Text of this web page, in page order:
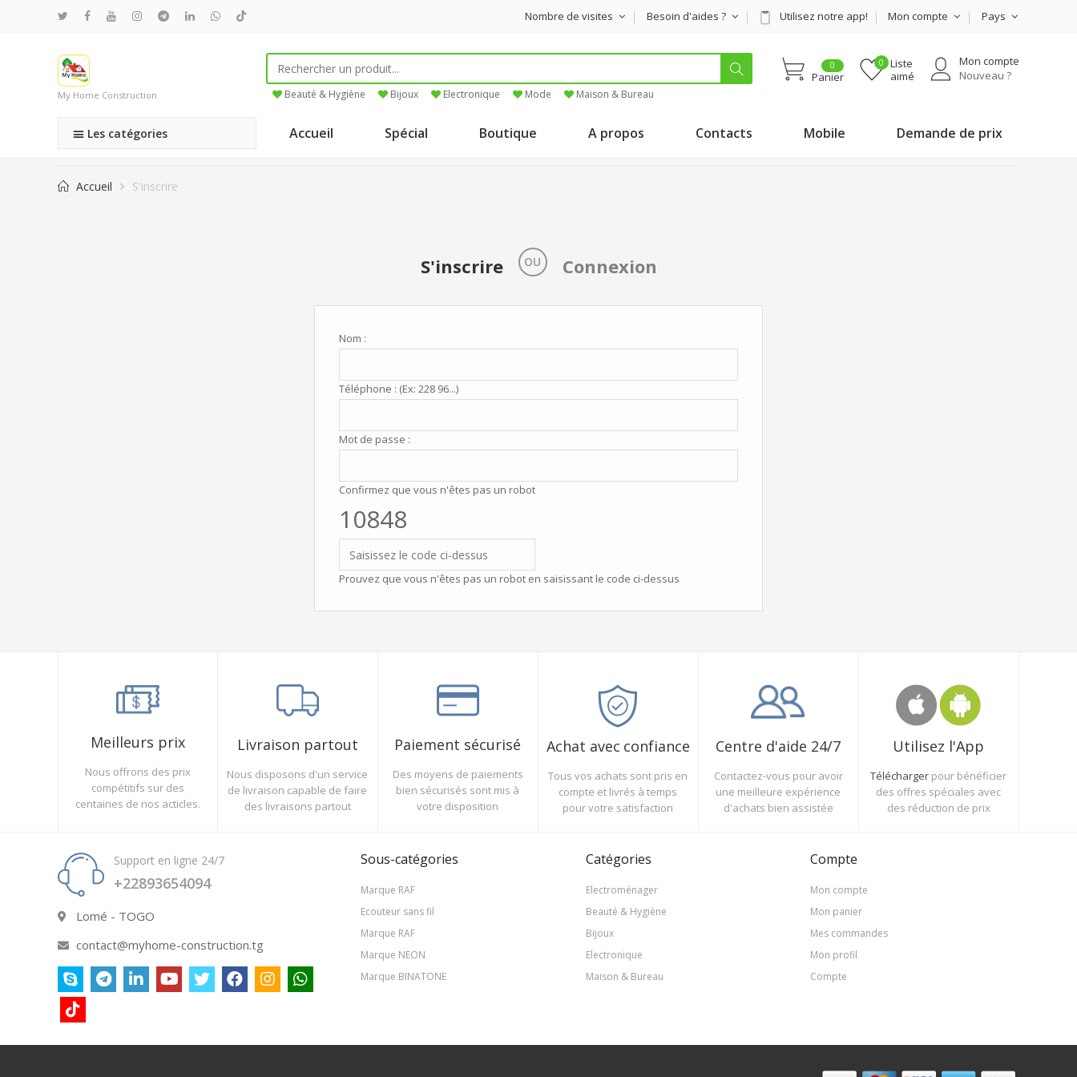
Nombre de visites Besoin d'aides ? Utilisez notre app! Mon compte Pays
My Home Construction Beauté & Hygiène Bijoux Electronique Mode Maison & Bureau
Panier
Liste
aimé
0
Mon compte
Nouveau ?
Les catégories Accueil Spécial Boutique A propos Contacts Mobile Demande de prix
Accueil S'inscrire
S'inscrire OU Connexion
Nom :
Téléphone : (Ex: 228 96...)
Mot de passe :
Confirmez que vous n'êtes pas un robot
10848
Prouvez que vous n'êtes pas un robot en saisissant le code ci-dessus
Meilleurs prix
Nous offrons des prix
compétitifs sur des
centaines de nos acticles.
Livraison partout
Nous disposons d'un service
de livraison capable de faire
des livraisons partout
Paiement sécurisé
Des moyens de paiements
bien sécurisés sont mis à
votre disposition
Achat avec confiance
Tous vos achats sont pris en
compte et livrés à temps
pour votre satisfaction
Centre d'aide 24/7
Contactez-vous pour avoir
une meilleure expérience
d'achats bien assistée
Utilisez l'App
Télécharger pour bénéficier
des offres spéciales avec
des réduction de prix
Support en ligne 24/7
+22893654094
Lomé - TOGO
contact@myhome-construction.tg
Sous-catégories
Marque RAF
Ecouteur sans fil
Marque RAF
Marque NEON
Marque BINATONE
Catégories
Electroménager
Beauté & Hygiène
Bijoux
Electronique
Maison & Bureau
Compte
Mon compte
Mon panier
Mes commandes
Mon profil
Compte